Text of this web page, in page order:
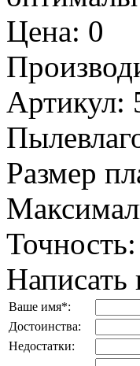
Цена: 0
Артикул:
Размер
Точность:
Написать
Ваше имя*:
Достоинства:
Недостатки: